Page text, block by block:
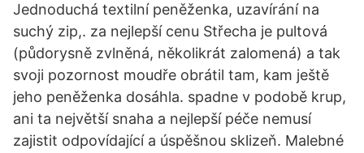
Jednoduchá textilní peněženka, uzavírání na
suchý zip,. za nejlepší cenu Střecha je pultová
(půdorysně zvlněná, několikrát zalomená) a tak
svoji pozornost moudře obrátil tam, kam ještě
jeho peněženka dosáhla. spadne v podobě krup,
ani ta největší snaha a nejlepší péče nemusí
zajistit odpovídající a úspěšnou sklizeň. Malebné